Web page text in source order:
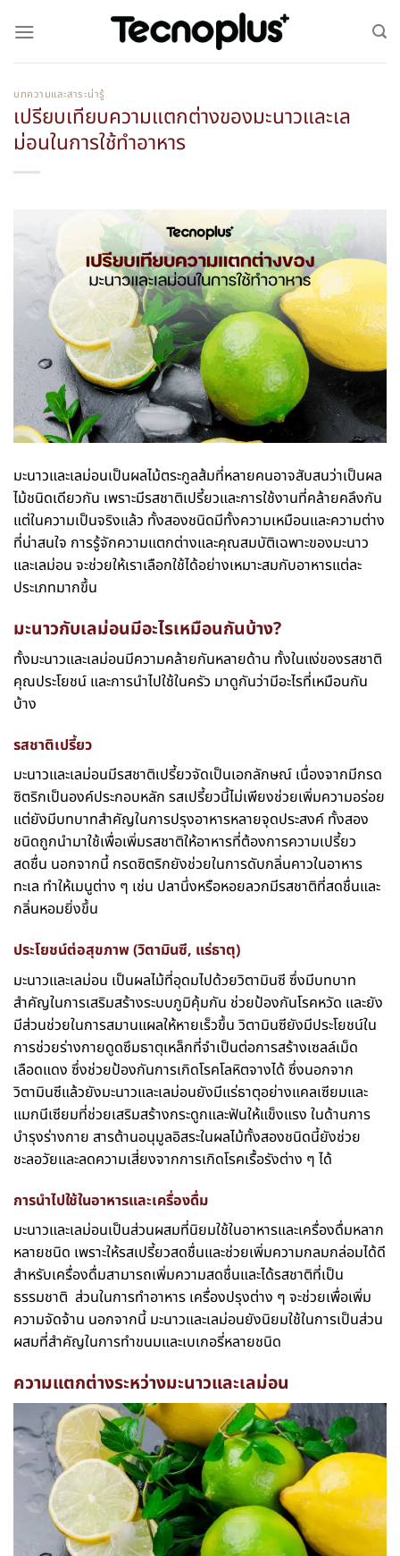
บทความและสาระน่ารู้
เปรียบเทียบความแตกต่างของมะนาวและเล
ม่อนในการใช้ทำอาหาร
มะนาวและเลม่อนเป็นผลไม้ตระกูลส้มที่หลายคนอาจสับสนว่าเป็นผล
ไม้ชนิดเดียวกัน เพราะมีรสชาติเปรี้ยวและการใช้งานที่คล้ายคลึงกัน
แต่ในความเป็นจริงแล้ว ทั้งสองชนิดมีทั้งความเหมือนและความต่าง
ที่น่าสนใจ การรู้จักความแตกต่างและคุณสมบัติเฉพาะของมะนาว
และเลม่อน จะช่วยให้เราเลือกใช้ได้อย่างเหมาะสมกับอาหารแต่ละ
ประเภทมากขึ้น
มะนาวกับเลม่อนมีอะไรเหมือนกันบ้าง?
ทั้งมะนาวและเลม่อนมีความคล้ายกันหลายด้าน ทั้งในแง่ของรสชาติ
คุณประโยชน์ และการนำไปใช้ในครัว มาดูกันว่ามีอะไรที่เหมือนกัน
บ้าง
รสชาติเปรี้ยว
มะนาวและเลม่อนมีรสชาติเปรี้ยวจัดเป็นเอกลักษณ์ เนื่องจากมีกรด
ซิตริกเป็นองค์ประกอบหลัก รสเปรี้ยวนี้ไม่เพียงช่วยเพิ่มความอร่อย
แต่ยังมีบทบาทสำคัญในการปรุงอาหารหลายจุดประสงค์ ทั้งสอง
ชนิดถูกนำมาใช้เพื่อเพิ่มรสชาติให้อาหารที่ต้องการความเปรี้ยว
สดชื่น นอกจากนี้ กรดซิตริกยังช่วยในการดับกลิ่นคาวในอาหาร
ทะเล ทำให้เมนูต่าง ๆ เช่น ปลานึ่งหรือหอยลวกมีรสชาติที่สดชื่นและ
กลิ่นหอมยิ่งขึ้น
ประโยชน์ต่อสุขภาพ (วิตามินซี, แร่ธาตุ)
มะนาวและเลม่อน เป็นผลไม้ที่อุดมไปด้วยวิตามินซี ซึ่งมีบทบาท
สำคัญในการเสริมสร้างระบบภูมิคุ้มกัน ช่วยป้องกันโรคหวัด และยัง
มีส่วนช่วยในการสมานแผลให้หายเร็วขึ้น วิตามินซียังมีประโยชน์ใน
การช่วยร่างกายดูดซึมธาตุเหล็กที่จำเป็นต่อการสร้างเซลล์เม็ด
เลือดแดง ซึ่งช่วยป้องกันการเกิดโรคโลหิตจางได้ ซึ่งนอกจาก
วิตามินซีแล้วยังมะนาวและเลม่อนยังมีแร่ธาตุอย่างแคลเซียมและ
แมกนีเซียมที่ช่วยเสริมสร้างกระดูกและฟันให้แข็งแรง ในด้านการ
บำรุงร่างกาย สารต้านอนุมูลอิสระในผลไม้ทั้งสองชนิดนี้ยังช่วย
ชะลอวัยและลดความเสี่ยงจากการเกิดโรคเรื้อรังต่าง ๆ ได้
การนำไปใช้ในอาหารและเครื่องดื่ม
มะนาวและเลม่อนเป็นส่วนผสมที่นิยมใช้ในอาหารและเครื่องดื่มหลาก
หลายชนิด เพราะให้รสเปรี้ยวสดชื่นและช่วยเพิ่มความกลมกล่อมได้ดี
สำหรับเครื่องดื่มสามารถเพิ่มความสดชื่นและได้รสชาติที่เป็น
ธรรมชาติ ส่วนในการทำอาหาร เครื่องปรุงต่าง ๆ จะช่วยเพื่อเพิ่ม
ความจัดจ้าน นอกจากนี้ มะนาวและเลม่อนยังนิยมใช้ในการเป็นส่วน
ผสมที่สำคัญในการทำขนมและเบเกอรี่หลายชนิด
ความแตกต่างระหว่างมะนาวและเลม่อน